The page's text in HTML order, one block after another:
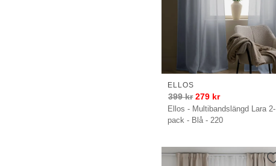
Ellos - Multibandslängd Lara 2-
pack - Blå - 220
ELLOS
399kr 279 kr